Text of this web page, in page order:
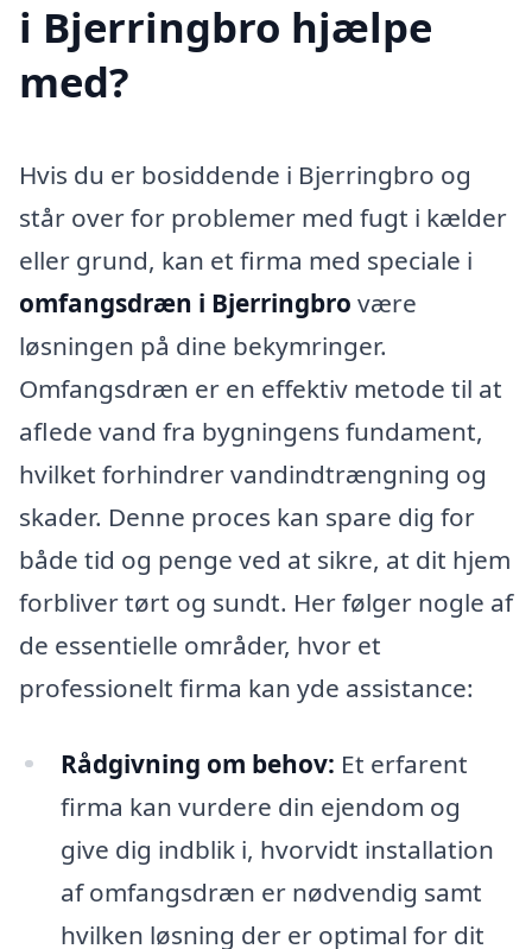
i Bjerringbro hjælpe
med?
Hvis du er bosiddende i Bjerringbro og
står over for problemer med fugt i kælder
eller grund, kan et firma med speciale i
omfangsdræn i Bjerringbro være
løsningen på dine bekymringer.
Omfangsdræn er en effektiv metode til at
aflede vand fra bygningens fundament,
hvilket forhindrer vandindtrængning og
skader. Denne proces kan spare dig for
både tid og penge ved at sikre, at dit hjem
forbliver tørt og sundt. Her følger nogle af
de essentielle områder, hvor et
professionelt firma kan yde assistance:
Rådgivning om behov: Et erfarent
firma kan vurdere din ejendom og
give dig indblik i, hvorvidt installation
af omfangsdræn er nødvendig samt
hvilken løsning der er optimal for dit